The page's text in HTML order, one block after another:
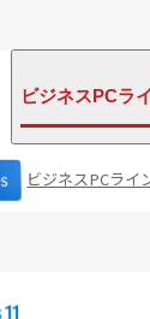
ビジネスPCラ
ビジネスPCライ